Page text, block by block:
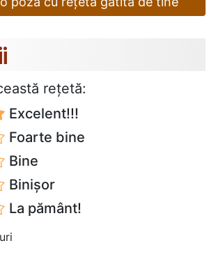
reţetă:
Excelent!!!
Foarte bine
Bine
Binișor
La pământ!